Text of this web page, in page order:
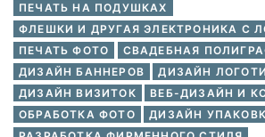
ПЕЧАТЬ НА ПОДУШКАХ
ФЛЕШКИ И ДРУГАЯ ЭЛЕКТРОНИКА С
ПЕЧАТЬ ФОТО
СВАДЕБНАЯ
ДИЗАЙН БАННЕРОВ
ДИЗАЙН
ДИЗАЙН ВИЗИТОК
ВЕБ-ДИЗАЙН И
ОБРАБОТКА ФОТО
ДИЗАЙН